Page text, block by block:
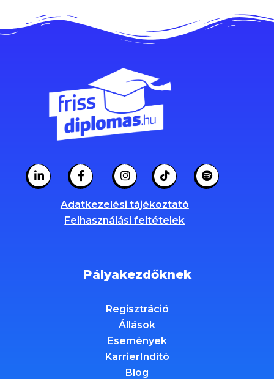
Adatkezelési tájékoztató
Felhasználási feltételek
Pályakezdőknek
Regisztráció
Állások
Események
KarrierIndító
Blog